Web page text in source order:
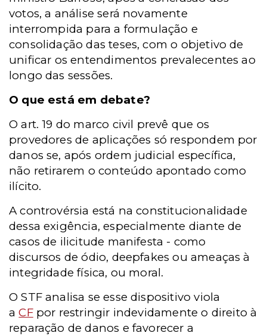
votos, a análise será novamente
interrompida para a formulação e
consolidação das teses, com o objetivo de
unificar os entendimentos prevalecentes ao
longo das sessões.
O que está em debate?
O art. 19 do marco civil prevê que os
provedores de aplicações só respondem por
danos se, após ordem judicial específica,
não retirarem o conteúdo apontado como
ilícito.
A controvérsia está na constitucionalidade
dessa exigência, especialmente diante de
casos de ilicitude manifesta - como
discursos de ódio, deepfakes ou ameaças à
integridade física, ou moral.
O STF analisa se esse dispositivo viola
aCFpor restringir indevidamente o direito à
reparação de danos e favorecer a